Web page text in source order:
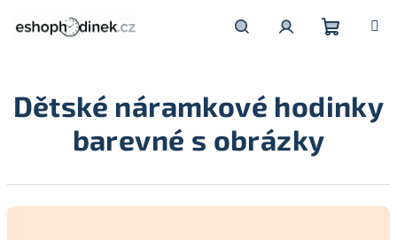
košík
Dětské náramkové hodinky
barevné s obrázky